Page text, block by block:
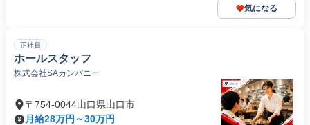
気になる
正社員
ホールスタッフ
株式会社SAカンパニー
〒754-0044山口県山口市
月給28万円～30万円